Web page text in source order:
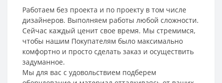
Работаем без проекта и по проекту в том числе
дизайнеров. Выполняем работы любой сложности.
Сейчас каждый ценит свое время. Мы стремимся,
чтобы нашим Покупателям было максимально
комфортно и просто сделать заказ и осуществить
задуманное.
Мы для вас с удовольствием подберем